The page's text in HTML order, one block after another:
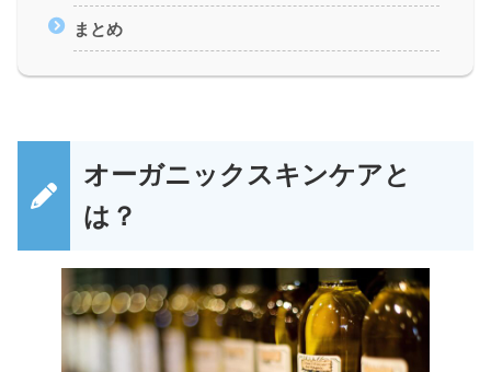
まとめ
オーガニックスキンケアと
は？